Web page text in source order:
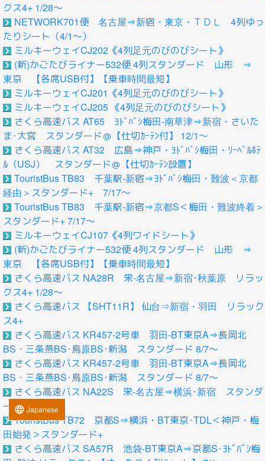
クス4+ 1/28～
NETWORK701便 名古屋⇒新宿・東京・ＴＤＬ 4列ゆっ
たりシート（4/1～）
ミルキーウェイCJ202《4列足元のびのびシート》
(新)かごたびライナー532便 4列スタンダード 山形 ⇒
東京 【各席USB付】【乗車時間最短】
ミルキーウェイCJ201《4列足元のびのびシート》
ミルキーウェイCJ205 《4列足元のびのびシート》
さくら高速バス AT65 ﾖﾄﾞﾊﾞｼ梅田-南草津⇒新宿・さいた
ま･大宮 スタンダード＠【仕切ｶｰﾃﾝ付】 12/1～
さくら高速バス AT32 広島⇒神戸・ﾖﾄﾞﾊﾞｼ梅田・ﾘｰﾍﾞﾙﾎﾃ
ﾙ（USJ） スタンダード＠【仕切ｶｰﾃﾝ設置】
TouristBus TB83 千葉駅-新宿⇒ﾖﾄﾞﾊﾞｼ梅田・難波＜京都
経由＞スタンダード+ 7/17～
TouristBus TB83 千葉駅-新宿⇒京都S＜梅田・難波終着＞
スタンダード+ 7/17～
ミルキーウェイCJ107《4列ワイドシート》
(新)かごたびライナー532便 4列スタンダード 山形 ⇒
東京 【各席USB付】【乗車時間最短】
さくら高速バス NA28R 栄-名古屋⇒新宿･秋葉原 リラッ
クス4+ 1/28～
さくら高速バス 【SHT11R】 仙台⇒新宿・羽田 リラック
ス4+
さくら高速バス KR457-2号車 羽田-BT東京A⇒長岡北
BS・三条燕BS･鳥原BS･新潟 スタンダード 8/7～
さくら高速バス KR457-2号車 羽田-BT東京A⇒長岡北
BS・三条燕BS･鳥原BS･新潟 スタンダード 8/7～
さくら高速バス NA22S 栄-名古屋⇒横浜･新宿 スタンダ
ード+ 7/1～
TouristBus TB72 京都S⇒横浜・BT東京･TDL＜神戸・梅
田始発＞スタンダード+
さくら高速バス SA57R 池袋-BT東京A⇒京都S･ﾖﾄﾞﾊﾞｼ梅
language Japanese